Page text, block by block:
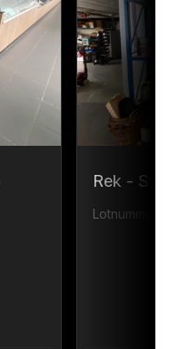
Rek -
Lotnummer